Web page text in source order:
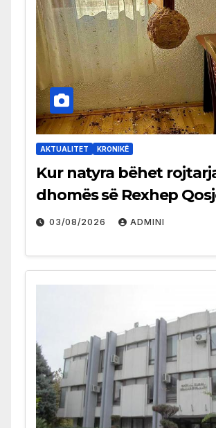
AKTUALITET KRONIKË
Kur natyra bëhet
dhomës së Rexhep
03/08/2026 ADMINI